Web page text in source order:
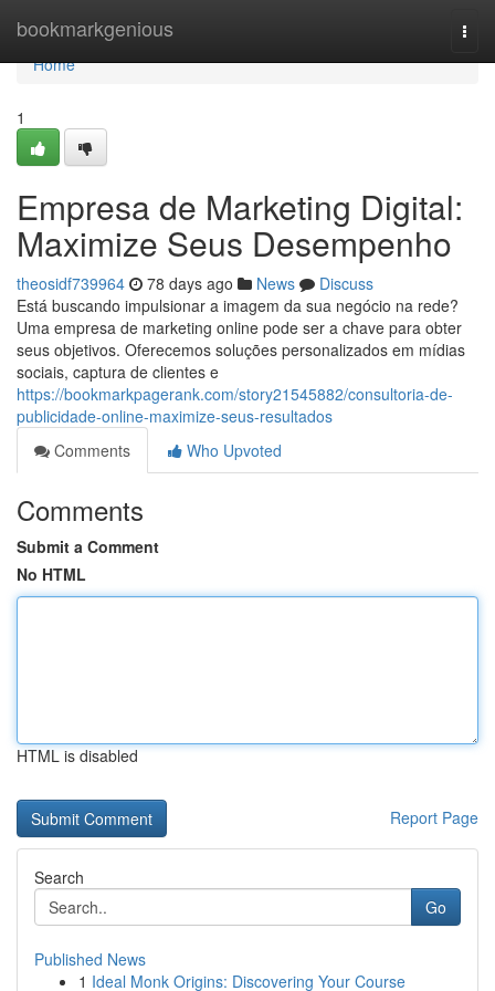
bookmarkgenious
Home
Home
1
Empresa de Marketing Digital:
Maximize Seus Desempenho
theosidf739964 78 days ago News
Discuss
Está buscando impulsionar a imagem da sua negócio na rede?
Uma empresa de marketing online pode ser a chave para obter
seus objetivos. Oferecemos soluções personalizados em mídias
sociais, captura de clientes e
https://bookmarkpagerank.com/story21545882/consultoria-de-
publicidade-online-maximize-seus-resultados
Comments
Who Upvoted
Comments
Submit a Comment
No HTML
HTML is disabled
Report Page
Search
Go
Published News
1 Ideal Monk Origins: Discovering Your Course